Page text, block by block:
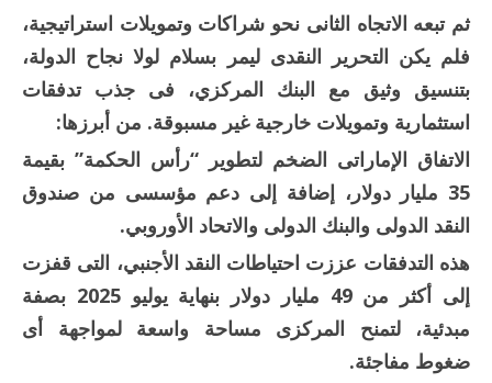
ثم تبعه الاتجاه الثانى نحو شراكات وتمويلات استراتيجية،
فلم يكن التحرير النقدى ليمر بسلام لولا نجاح الدولة،
بتنسيق وثيق مع البنك المركزي، فى جذب تدفقات
استثمارية وتمويلات خارجية غير مسبوقة. من أبرزها:
الاتفاق الإماراتى الضخم لتطوير “رأس الحكمة” بقيمة
35 مليار دولار، إضافة إلى دعم مؤسسى من صندوق
النقد الدولى والبنك الدولى والاتحاد الأوروبي.
هذه التدفقات عززت احتياطات النقد الأجنبي، التى قفزت
إلى أكثر من 49 مليار دولار بنهاية يوليو 2025 بصفة
مبدئية، لتمنح المركزى مساحة واسعة لمواجهة أى
ضغوط مفاجئة.